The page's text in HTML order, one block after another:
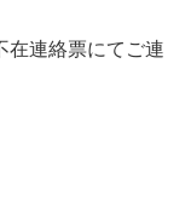
在連絡票にてご連